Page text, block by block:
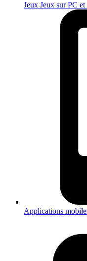
Jeux Jeux sur PC
Applications